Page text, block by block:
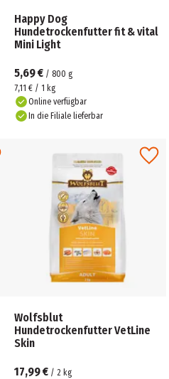
Happy Dog
Hundetrockenfutter fit & vital
Mini Light
5,69 € / 800 g
7,11 € / 1 kg
Online verfügbar
In die Filiale lieferbar
Wolfsblut
Hundetrockenfutter VetLine
Skin
17,99 € / 2 kg